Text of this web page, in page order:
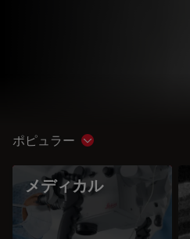
ポピュラー Show subnavigation
メディカル